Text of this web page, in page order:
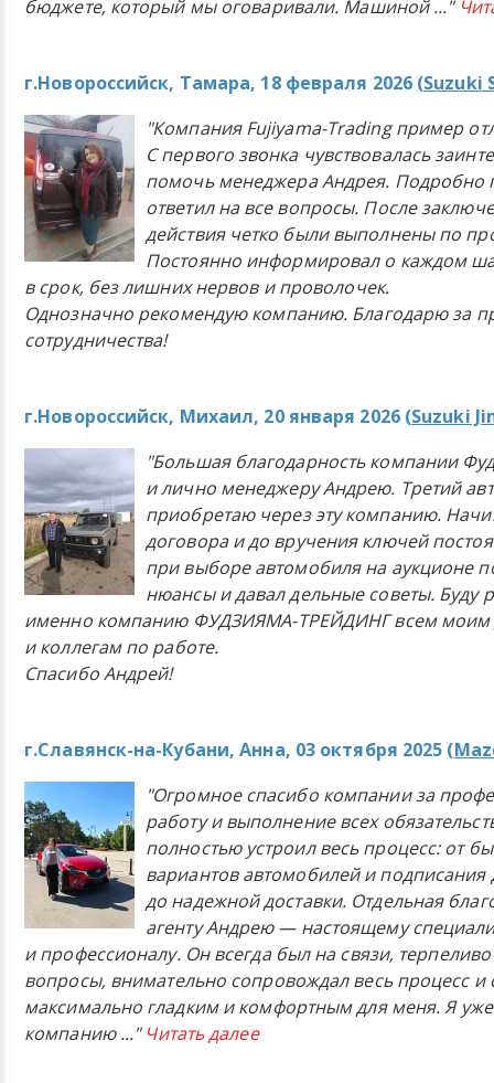
бюджете, который мы оговаривали. Машиной..."
г.Новороссийск, Тамара, 18 февраля 2026 (Suzuki
"Компания Fujiyama-Trading пример
С первого звонка чувствовалась
помочь менеджера Андрея. Подробно
ответил на все вопросы. После
действия четко были выполнены по
Постоянно информировал о каждом
в срок, без лишних нервов и проволочек.
Однозначно рекомендую компанию. Благодарю за
сотрудничества!
г.Новороссийск, Михаил, 20 января 2026 (Suzuki
"Большая благодарность компании
и лично менеджеру Андрею. Третий
приобретаю через эту компанию.
договора и до вручения ключей
при выборе автомобиля на аукционе
нюансы и давал дельные советы. Буду
именно компанию ФУДЗИЯМА-ТРЕЙДИНГ всем моим
и коллегам по работе.
Спасибо Андрей!
г.Славянск-на-Кубани, Анна, 03 октября 2025 (
"Огромное спасибо компании за
работу и выполнение всех
полностью устроил весь процесс: от
вариантов автомобилей и подписания
до надежной доставки. Отдельная
агенту Андрею — настоящему
и профессионалу. Он всегда был на связи,
вопросы, внимательно сопровождал весь процесс и
максимально гладким и комфортным для меня. Я
компанию..." Читать далее